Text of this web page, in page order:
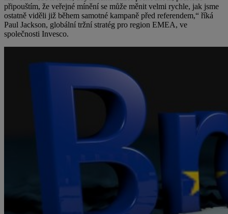
připouštím, že veřejné mínění se může měnit velmi rychle, jak jsme
ostatně viděli již během samotné kampaně před referendem,“ říká
Paul Jackson, globální tržní stratég pro region EMEA, ve
společnosti Invesco.